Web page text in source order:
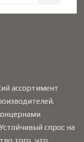
ассортимент
спрос на